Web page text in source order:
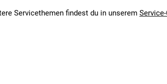
Servicethemen findest du in unserem